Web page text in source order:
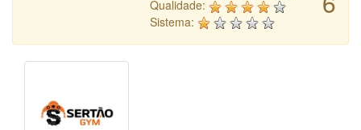
Qualidade:
Sistema: